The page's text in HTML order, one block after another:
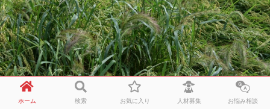
兼業農家です。
ホーム 検索 お気に入り 人材募集 お悩み相談